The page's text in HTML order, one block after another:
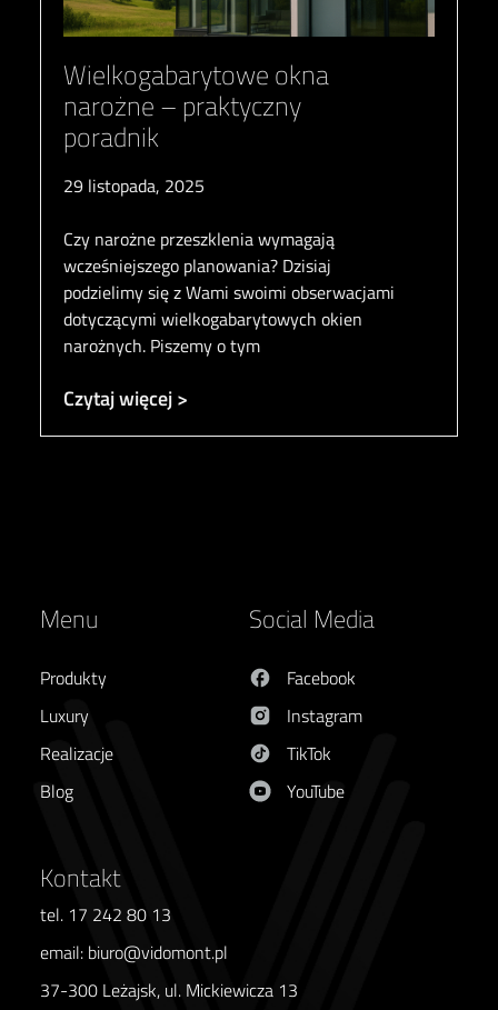
Wielkogabarytowe okna
narożne – praktyczny
poradnik
29 listopada, 2025
Czy narożne przeszklenia wymagają
wcześniejszego planowania? Dzisiaj
podzielimy się z Wami swoimi obserwacjami
dotyczącymi wielkogabarytowych okien
narożnych. Piszemy o tym
Czytaj więcej >
Menu
Produkty
Luxury
Realizacje
Blog
Social Media
Facebook
Instagram
TikTok
YouTube
Kontakt
tel. 17 242 80 13
email: biuro@vidomont.pl
37-300 Leżajsk, ul. Mickiewicza 13